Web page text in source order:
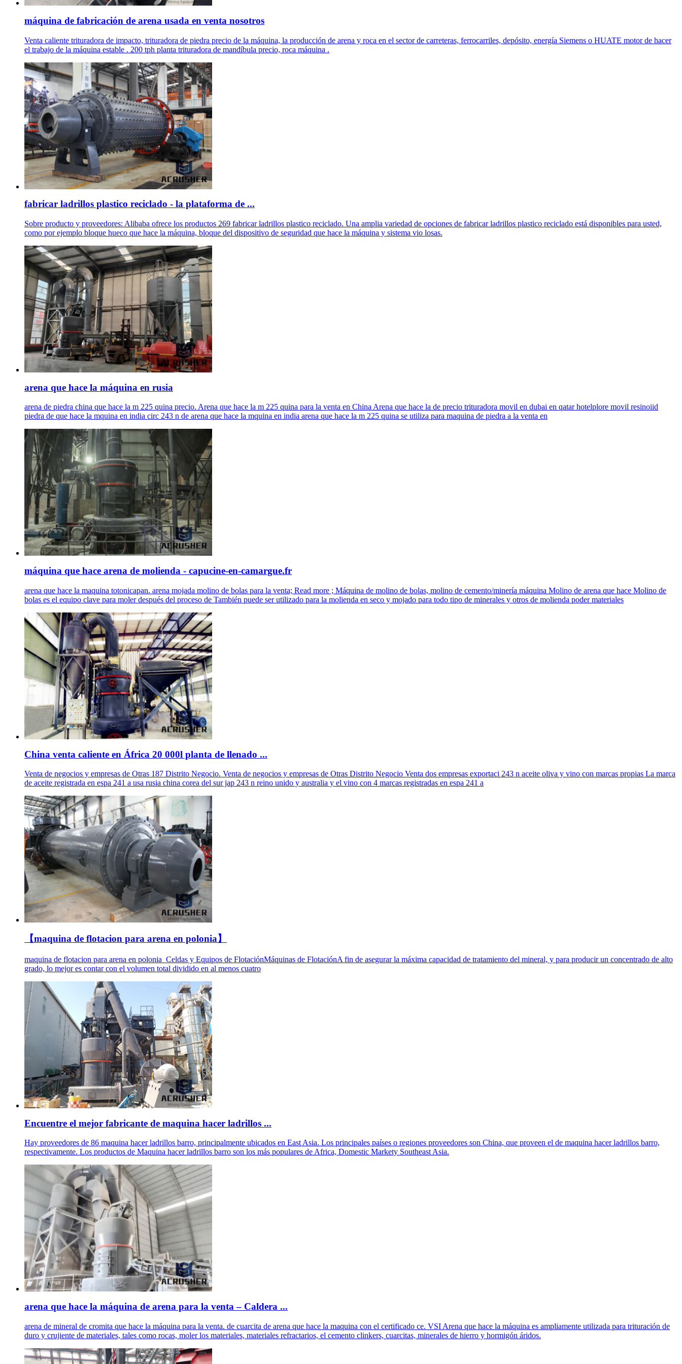
máquina de fabricación de arena usada en venta nosotros
Venta caliente trituradora de impacto, trituradora de piedra precio de la máquina, la producción de arena y roca en el sector de carreteras, ferrocarriles, depósito, energía Siemens o HUATE motor de hacer
el trabajo de la máquina estable . 200 tph planta trituradora de mandíbula precio, roca máquina .
fabricar ladrillos plastico reciclado - la plataforma de ...
Sobre producto y proveedores: Alibaba ofrece los productos 269 fabricar ladrillos plastico reciclado. Una amplia variedad de opciones de fabricar ladrillos plastico reciclado está disponibles para usted,
como por ejemplo bloque hueco que hace la máquina, bloque del dispositivo de seguridad que hace la máquina y sistema vio losas.
arena que hace la máquina en rusia
arena de piedra china que hace la m 225 quina precio. Arena que hace la m 225 quina para la venta en China Arena que hace la de precio trituradora movil en dubai en qatar hotelplore movil resinoiid
piedra de que hace la mquina en india circ 243 n de arena que hace la mquina en india arena que hace la m 225 quina se utiliza para maquina de piedra a la venta en
máquina que hace arena de molienda - capucine-en-camargue.fr
arena que hace la maquina totonicapan. arena mojada molino de bolas para la venta; Read more ; Máquina de molino de bolas, molino de cemento/minería máquina Molino de arena que hace Molino de
bolas es el equipo clave para moler después del proceso de También puede ser utilizado para la molienda en seco y mojado para todo tipo de minerales y otros de molienda poder materiales
China venta caliente en África 20 000l planta de llenado ...
Venta de negocios y empresas de Otras 187 Distrito Negocio. Venta de negocios y empresas de Otras Distrito Negocio Venta dos empresas exportaci 243 n aceite oliva y vino con marcas propias La marca
de aceite registrada en espa 241 a usa rusia china corea del sur jap 243 n reino unido y australia y el vino con 4 marcas registradas en espa 241 a
【maquina de flotacion para arena en polonia】
maquina de flotacion para arena en polonia_Celdas y Equipos de FlotaciónMáquinas de FlotaciónA fin de asegurar la máxima capacidad de tratamiento del mineral, y para producir un concentrado de alto
grado, lo mejor es contar con el volumen total dividido en al menos cuatro
Encuentre el mejor fabricante de maquina hacer ladrillos ...
Hay proveedores de 86 maquina hacer ladrillos barro, principalmente ubicados en East Asia. Los principales países o regiones proveedores son China, que proveen el de maquina hacer ladrillos barro,
respectivamente. Los productos de Maquina hacer ladrillos barro son los más populares de Africa, Domestic Markety Southeast Asia.
arena que hace la máquina de arena para la venta – Caldera ...
arena de mineral de cromita que hace la máquina para la venta. de cuarcita de arena que hace la maquina con el certificado ce. VSI Arena que hace la máquina es ampliamente utilizada para trituración de
duro y crujiente de materiales, tales como rocas, moler los materiales, materiales refractarios, el cemento clinkers, cuarcitas, minerales de hierro y hormigón áridos.